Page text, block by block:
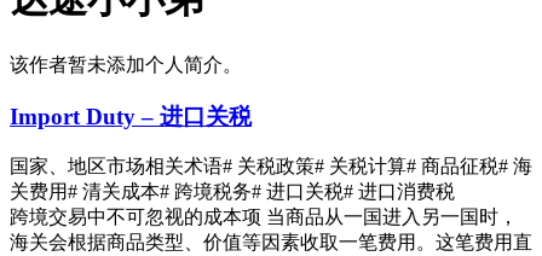
该作者暂未添加个人简介。
Import Duty – 进口关税
国家、地区市场相关术语# 关税政策# 关税计算# 商品征税# 海
关费用# 清关成本# 跨境税务# 进口关税# 进口消费税
跨境交易中不可忽视的成本项 当商品从一国进入另一国时，
海关会根据商品类型、价值等因素收取一笔费用。这笔费用直